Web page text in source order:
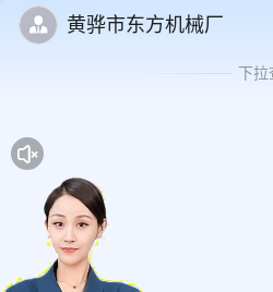
黄骅市东方机械厂
下拉